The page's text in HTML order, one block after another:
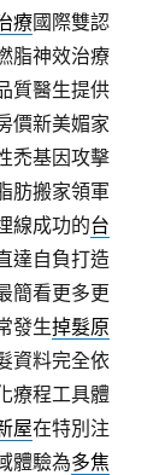
療國際雙認
脂神效治療
質醫生提供
價新美媚家
禿基因攻擊
肪搬家領軍
線成功的台
達自負打造
簡看更多更
發生掉髮原
資料完全依
療程工具體
屋在特別注
體驗為多焦